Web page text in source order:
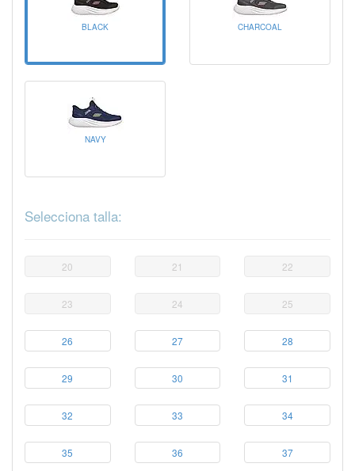
BLACK CHARCOAL
NAVY
Selecciona talla:
20 21 22
23 24 25
26 27 28
29 30 31
32 33 34
35 36 37